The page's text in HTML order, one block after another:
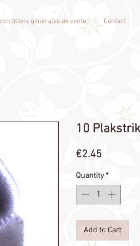
générales de vente Contact
10
€2.45
Quantity *
Add to Cart